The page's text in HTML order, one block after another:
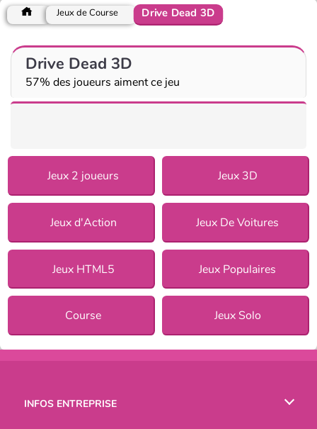
Jeux de Course Drive Dead 3D
Drive Dead 3D
57% des joueurs aiment ce jeu
Jeux 2 joueurs Jeux 3D
Jeux d'Action Jeux De Voitures
Jeux HTML5 Jeux Populaires
Course Jeux Solo
INFOS ENTREPRISE